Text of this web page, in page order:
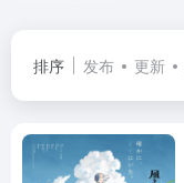
排序 发布 更新